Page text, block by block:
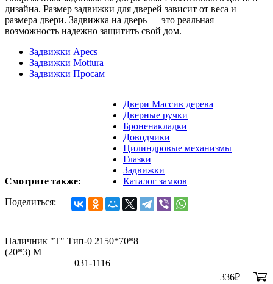
дизайна. Размер задвижки для дверей зависит от веса и
размера двери. Задвижка на дверь — это реальная
возможность надежно защитить свой дом.
Задвижки Apecs
Задвижки Mottura
Задвижки Просам
Смотрите также:
Двери Массив дерева
Дверные ручки
Броненакладки
Доводчики
Цилиндровые механизмы
Глазки
Задвижки
Каталог замков
Поделиться:
Наличник "Т" Тип-0 2150*70*8
(20*3) M
031-1116
336₽